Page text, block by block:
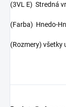
(3VL E) Stredná
(Farba) Hnedo-
(Rozmery) všetky